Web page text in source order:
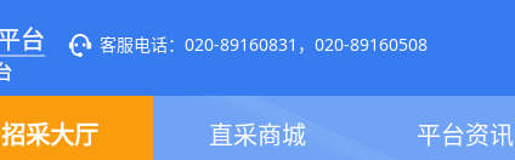
客服电话：020-89160831，020-89160508
招采大厅 直采商城 平台资讯